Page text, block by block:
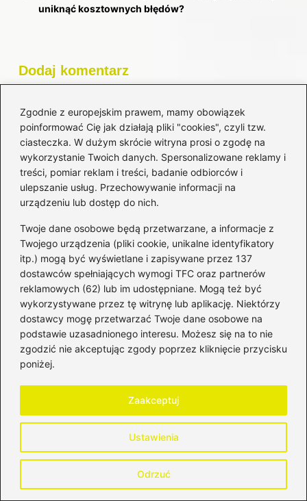
Zgodnie z europejskim prawem, mamy obowiązek
poinformować Cię jak działają pliki "cookies", czyli tzw.
ciasteczka. W dużym skrócie witryna prosi o zgodę na
wykorzystanie Twoich danych. Spersonalizowane reklamy i
treści, pomiar reklam i treści, badanie odbiorców i
ulepszanie usług. Przechowywanie informacji na
urządzeniu lub dostęp do nich.
Twoje dane osobowe będą przetwarzane, a informacje z
Twojego urządzenia (pliki cookie, unikalne identyfikatory
itp.) mogą być wyświetlane i zapisywane przez 137
dostawców spełniających wymogi TFC oraz partnerów
reklamowych (62) lub im udostępniane. Mogą też być
wykorzystywane przez tę witrynę lub aplikację. Niektórzy
dostawcy mogę przetwarzać Twoje dane osobowe na
podstawie uzasadnionego interesu. Możesz się na to nie
zgodzić nie akceptując zgody poprzez kliknięcie przycisku
poniżej.
Ustawienia
Odrzuć
Zaakceptuj
uniknąć kosztownych błędów?
Dodaj komentarz
Twój adres email nie zostanie opublikowany.
Wymagane pola są oznaczone*
Komentarz*
Nazwa*
Adres email*
Witryna internetowa
Zapamiętaj moje dane w tej przeglądarce
podczas pisania kolejnych komentarzy.